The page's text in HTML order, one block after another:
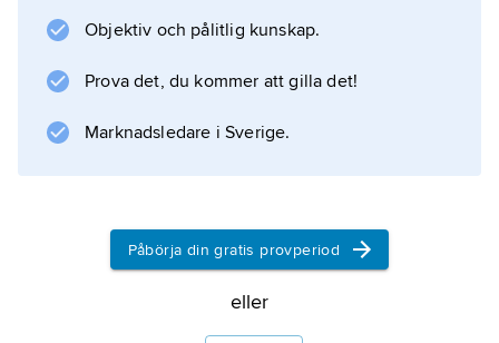
(Dalarnas län).
Information om artikeln
Objektiv och pålitlig kunskap.
Prova det, du kommer att gilla det!
Marknadsledare i Sverige.
Påbörja din gratis provperiod
eller